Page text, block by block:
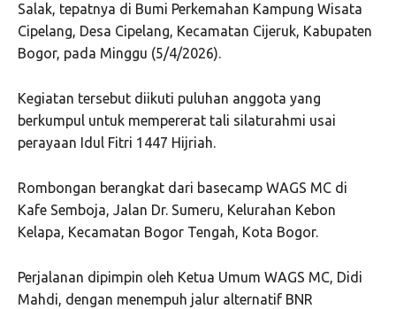
Salak, tepatnya di Bumi Perkemahan Kampung Wisata
Cipelang, Desa Cipelang, Kecamatan Cijeruk, Kabupaten
Bogor, pada Minggu (5/4/2026).
Kegiatan tersebut diikuti puluhan anggota yang
berkumpul untuk mempererat tali silaturahmi usai
perayaan Idul Fitri 1447 Hijriah.
Rombongan berangkat dari basecamp WAGS MC di
Kafe Semboja, Jalan Dr. Sumeru, Kelurahan Kebon
Kelapa, Kecamatan Bogor Tengah, Kota Bogor.
Perjalanan dipimpin oleh Ketua Umum WAGS MC, Didi
Mahdi, dengan menempuh jalur alternatif BNR